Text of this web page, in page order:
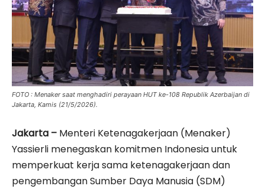
FOTO : Menaker saat menghadiri perayaan HUT ke-108 Republik Azerbaijan di
Jakarta, Kamis (21/5/2026).
Jakarta – Menteri Ketenagakerjaan (Menaker)
Yassierli menegaskan komitmen Indonesia untuk
memperkuat kerja sama ketenagakerjaan dan
pengembangan Sumber Daya Manusia (SDM)